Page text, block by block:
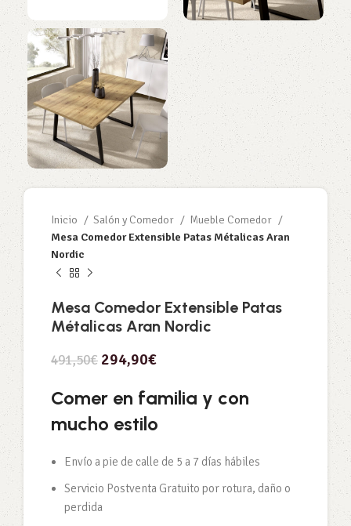
Inicio Salón y Comedor
Mueble Comedor
Mesa Comedor Extensible Patas Métalicas Aran
Nordic
Mesa Comedor Extensible Patas
Métalicas Aran Nordic
491,50€ 294,90€
Comer en familia y con
mucho estilo
Envío a pie de calle de 5 a 7 días hábiles
Servicio Postventa Gratuito por rotura, daño o
perdida